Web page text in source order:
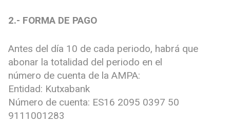
2.- FORMA DE PAGO
Antes del día 10 de cada periodo, habrá que
abonar la totalidad del periodo en el
número de cuenta de la AMPA:
Entidad: Kutxabank
Número de cuenta: ES16 2095 0397 50
9111001283